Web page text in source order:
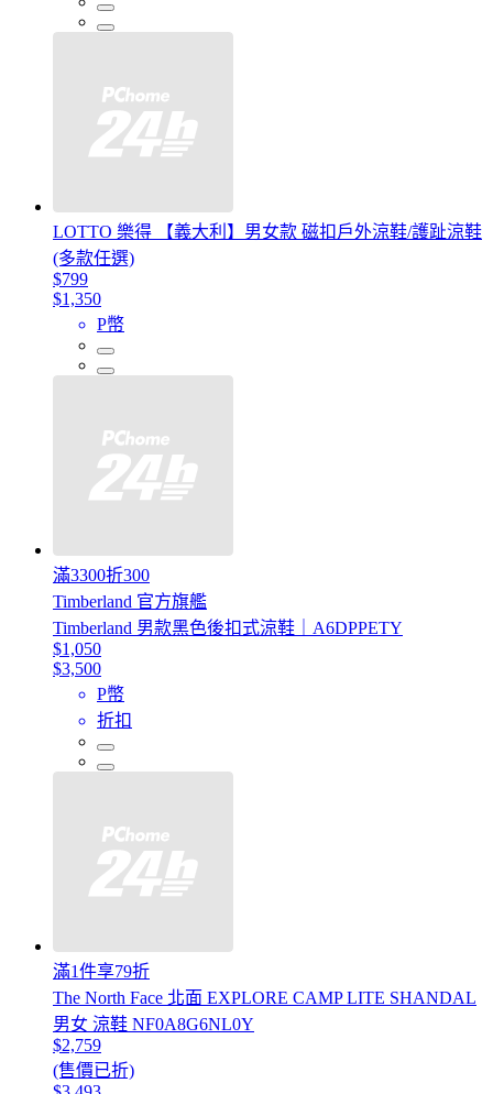
LOTTO 樂得 【義大利】男女款 磁扣戶外涼鞋/護趾涼鞋
(多款任選)
$799
$1,350
P幣
滿3300折300
Timberland 官方旗艦
Timberland 男款黑色後扣式涼鞋｜A6DPPETY
$1,050
$3,500
P幣
折扣
滿1件享79折
The North Face 北面 EXPLORE CAMP LITE SHANDAL
男女 涼鞋 NF0A8G6NL0Y
$2,759
(售價已折)